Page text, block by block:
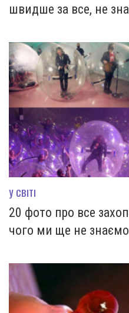
швидше за все, не
У СВІТІ
20 фото про все
чого ми ще не знаємо